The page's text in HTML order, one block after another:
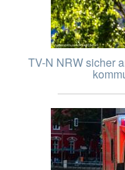
TV-N NRW sicher